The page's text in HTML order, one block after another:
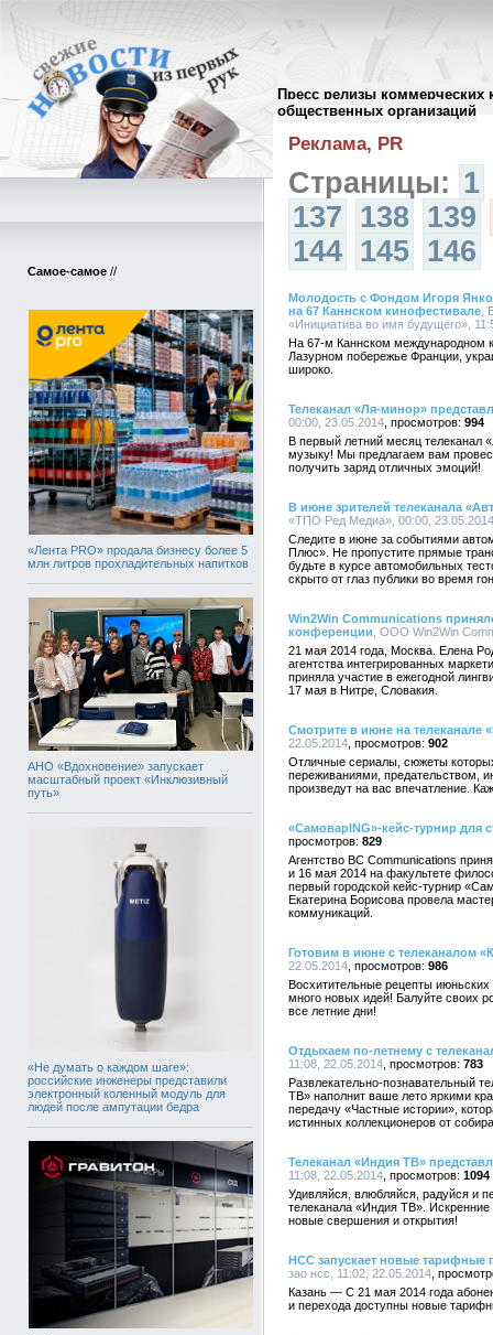
Пресс релизы коммерческих
общественных организаций
Самое-самое //
«Лента PRO» продала бизнесу более 5
млн литров прохладительных напитков
АНО «Вдохновение» запускает
масштабный проект «Инклюзивный
путь»
«Не думать о каждом шаге»:
российские инженеры представили
электронный коленный модуль для
людей после ампутации бедра
Архив пресс-релизов//
Реклама, PR
Страницы: 1
137 138 139
144 145 146
Молодость с Фондом Игоря
на 67 Каннском кинофестивале ,
«Инициатива во имя будущего»,
На 67-м Каннском международном
Лазурном побережье Франции,
широко.
Телеканал «Ля-минор»
00:00, 23.05.2014
994
В первый летний месяц телеканал
музыку! Мы предлагаем вам
получить заряд отличных эмоций!
В июне зрителей телеканала
«ТПО Ред Медиа», 00:00, 23.05.2014
Следите в июне за событиями
Плюс». Не пропустите прямые
будьте в курсе автомобильных
скрыто от глаз публики во время
Win2Win Communications
конференции , ООО Win2Win
21 мая 2014 года, Москва. Елена
агентства интегрированных
приняла участие в ежегодной
17 мая в Нитре, Словакия.
Смотрите в июне на телеканале
22.05.2014
902
Отличные сериалы, сюжеты
переживаниями, предательством,
произведут на вас впечатление.
«СамоварING»-кейс-турнир для
829
Агентство BC Communications
и 16 мая 2014 на факультете
первый городской кейс-турнир
Екатерина Борисова провела
коммуникаций.
Готовим в июне с телеканалом
22.05.2014
986
Восхитительные рецепты
много новых идей! Балуйте своих
все летние дни!
Отдыхаем по-летнему с
11:08, 22.05.2014
783
Развлекательно-познавательный
ТВ» наполнит ваше лето яркими
передачу «Частные истории»,
истинных коллекционеров от
Телеканал «Индия ТВ»
11:08, 22.05.2014
1094
Удивляйся, влюбляйся, радуйся и
телеканала «Индия ТВ».
новые свершения и открытия!
НСС запускает новые тарифные
зао нсс, 11:02, 22.05.2014
Казань — С 21 мая 2014 года
и перехода доступны новые